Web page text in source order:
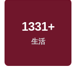
1331+
生活